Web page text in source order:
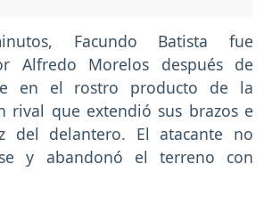
Facundo Batista fue
Alfredo Morelos después de
en el rostro producto de la
rival que extendió sus brazos e
del delantero. El atacante no
y abandonó el terreno con